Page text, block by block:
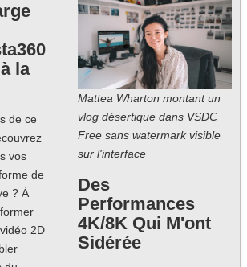
la
de ce
vos
de
? À
2D
Mattea Wharton montant un
vlog désertique dans VSDC
Free sans watermark visible
sur l'interface
Des
Performances
4K/8K Qui M'ont
Sidérée